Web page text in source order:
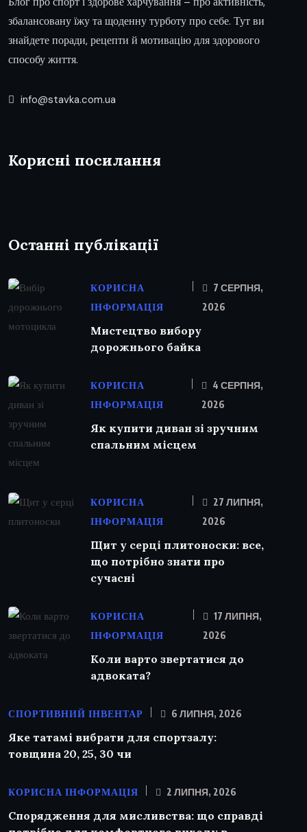
збалансовану їжу та щоденну турботу про себе. Тут ви
знайдете поради, рецепти й мотивацію для здорового
способу життя.
info@stavka.com.ua
Корисні посилання
Останні публікації
КОРИСНА
ІНФОРМАЦІЯ
7 СЕРПНЯ,
2026
Мистецтво вибору
дорожнього байка
КОРИСНА
ІНФОРМАЦІЯ
4 СЕРПНЯ,
2026
Як купити диван зі зручним
спальним місцем
КОРИСНА
ІНФОРМАЦІЯ
27 ЛИПНЯ,
2026
Щит у серці плитоноски: все,
що потрібно знати про
сучасні
КОРИСНА
ІНФОРМАЦІЯ
17 ЛИПНЯ,
2026
Коли варто звертатися до
адвоката?
СПОРТИВНИЙ ІНВЕНТАР 6 ЛИПНЯ, 2026
Яке татамі вибрати для спортзалу:
товщина 20, 25, 30 чи
КОРИСНА ІНФОРМАЦІЯ 2 ЛИПНЯ, 2026
Спорядження для мисливства: що справді